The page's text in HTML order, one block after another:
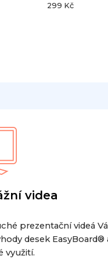
299 Kč
videa
prezentační videá
desek EasyBoard®
využití.